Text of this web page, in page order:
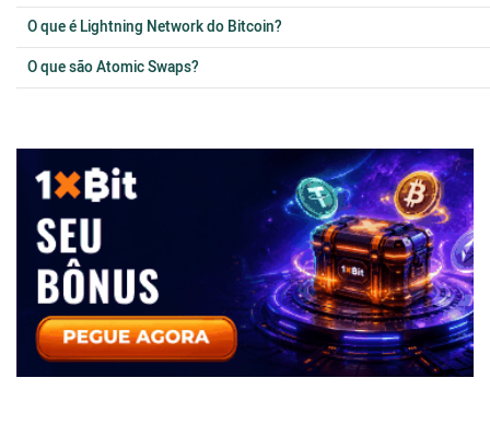
O que é Lightning Network do Bitcoin?
O que são Atomic Swaps?